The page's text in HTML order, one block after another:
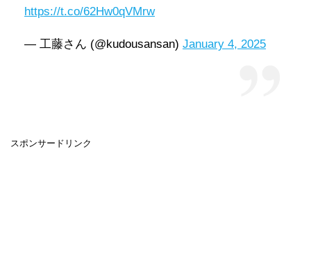
https://t.co/62Hw0qVMrw
— 工藤さん (@kudousansan) January 4, 2025
スポンサードリンク